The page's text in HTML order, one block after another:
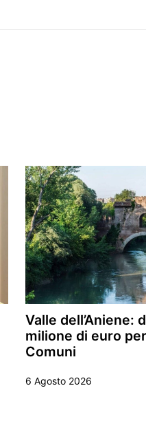
Valle dell’Aniene:
milione di euro
Comuni
6 Agosto 2026